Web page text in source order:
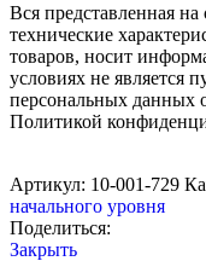
Вся представленная
технические
товаров, носит
условиях не является
персональных данных
Политикой
Артикул: 10-001-729
начального уровня
Поделиться:
Закрыть